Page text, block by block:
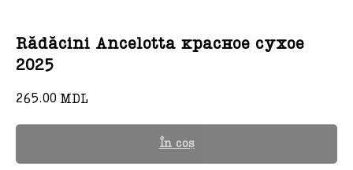
Rădăcini Ancelotta красное сухое
2025
265.00 MDL
În coș